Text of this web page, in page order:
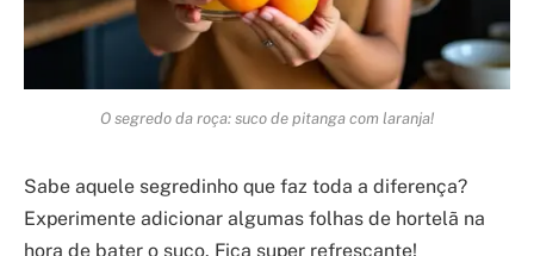
O segredo da roça: suco de pitanga com laranja!
Sabe aquele segredinho que faz toda a diferença?
Experimente adicionar algumas folhas de hortelã na
hora de bater o suco. Fica super refrescante!